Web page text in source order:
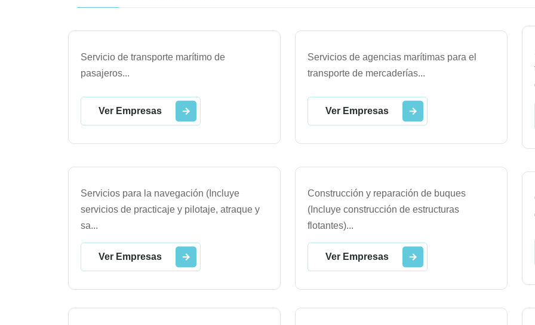
Servicio de transporte marítimo de
pasajeros...
Ver Empresas
Servicios de agencias marítimas para el
transporte de mercaderías...
Ver Empresas
Servicios para la navegación (Incluye
servicios de practicaje y pilotaje, atraque y
sa...
Ver Empresas
Construcción y reparación de buques
(Incluye construcción de estructuras
flotantes)...
Ver Empresas